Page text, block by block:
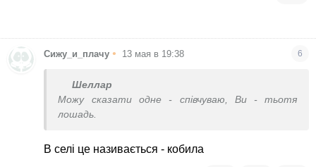
Сижу_и_плачу • 13 мая в 19:38 6
Шеллар
Можу сказати одне - співчуваю, Ви - тьотя
лошадь.
В селі це називається - кобила